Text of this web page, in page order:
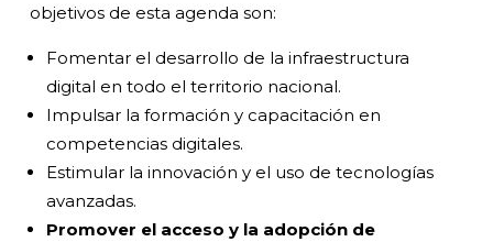
objetivos de esta agenda son:
Fomentar el desarrollo de la infraestructura
digital en todo el territorio nacional.
Impulsar la formación y capacitación en
competencias digitales.
Estimular la innovación y el uso de tecnologías
avanzadas.
Promover el acceso y la adopción de